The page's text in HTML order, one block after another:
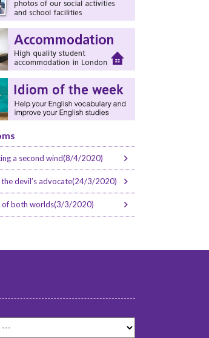
a second wind(8/4/2020)
the devil’s advocate(24/3/2020)
of both worlds(3/3/2020)